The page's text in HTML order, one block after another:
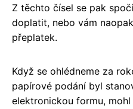
Z těchto čísel se pak
doplatit, nebo vám
přeplatek.
Když se ohlédneme za
papírové podání byl
elektronickou formu,